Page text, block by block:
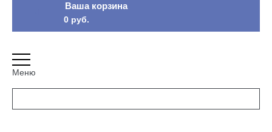
Ваша корзина
0 руб.
Меню